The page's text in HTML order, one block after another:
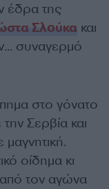
έδρα της
Σλούκα και
συναγερμό
στο γόνατο
Σερβία και
οίδημα κι
τον αγώνα